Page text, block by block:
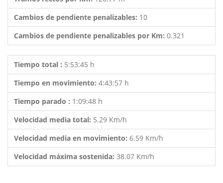
Cambios de pendiente penalizables: 10
Cambios de pendiente penalizables por Km: 0.321
Tiempo total : 5:53:45 h
Tiempo en movimiento: 4:43:57 h
Tiempo parado : 1:09:48 h
Velocidad media total: 5.29 Km/h
Velocidad media en movimiento: 6.59 Km/h
Velocidad máxima sostenida: 38.07 Km/h